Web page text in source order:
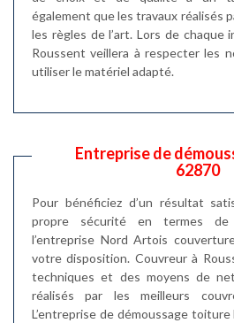
également que les travaux réalisés
les règles de l’art. Lors de chaque
Roussent veillera à respecter les
utiliser le matériel adapté.
Entreprise de
62870
Pour bénéficiez d’un résultat
propre sécurité en termes de
l’entreprise Nord Artois
votre disposition. Couvreur à
techniques et des moyens de
réalisés par les meilleurs
L’entreprise de démoussage